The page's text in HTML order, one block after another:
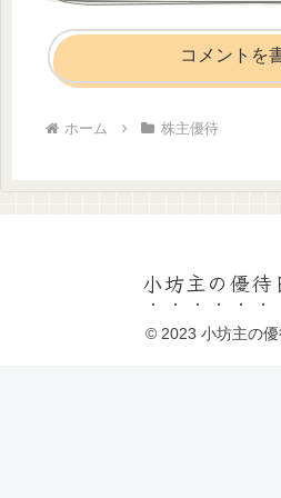
コメントを
ホーム 株主優待
小坊主の優
© 2023 小坊主の優